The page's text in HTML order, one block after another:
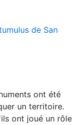
de San
ont été
un territoire.
ont joué un rôle